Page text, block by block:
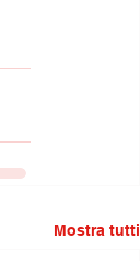
Mostra tutti